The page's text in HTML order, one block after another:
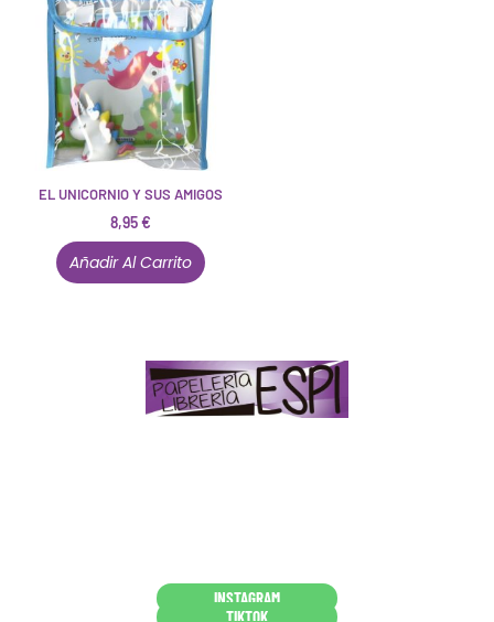
EL UNICORNIO Y SUS AMIGOS
8,95€
Añadir Al Carrito
INSTAGRAM
TIKTOK